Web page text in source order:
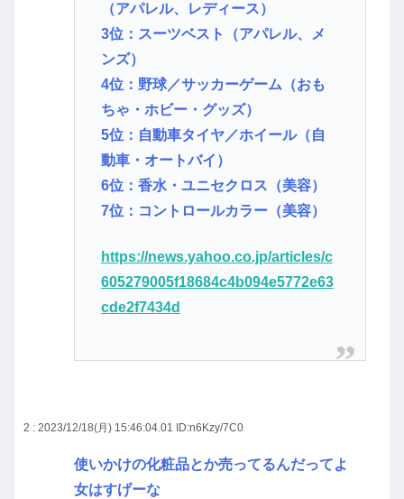
（アパレル、レディース）
3位：スーツベスト（アパレル、メ
ンズ）
4位：野球／サッカーゲーム（おも
ちゃ・ホビー・グッズ）
5位：自動車タイヤ／ホイール（自
動車・オートバイ）
6位：香水・ユニセクロス（美容）
7位：コントロールカラー（美容）
https://news.yahoo.co.jp/articles/c
605279005f18684c4b094e5772e63
cde2f7434d
2 : 2023/12/18(月) 15:46:04.01 ID:n6Kzy/7C0
使いかけの化粧品とか売ってるんだってよ
女はすげーな